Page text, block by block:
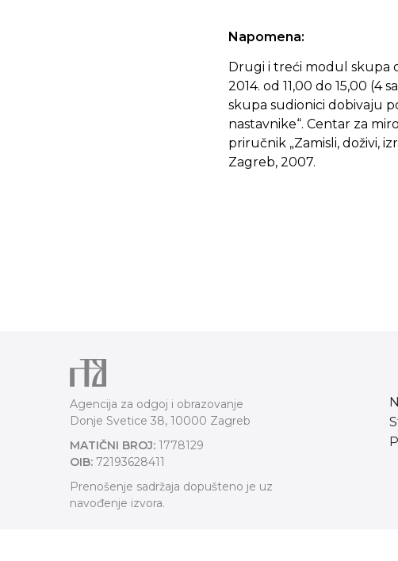
Napomena:
Drugi i treći modul skupa
2014. od 11,00 do 15,00
skupa sudionici dobivaju
nastavnike“. Centar za
priručnik „Zamisli, doživi,
Zagreb, 2007.
Agencija za odgoj i obrazovanje
Donje Svetice 38, 10000 Zagreb
MATIČNI BROJ: 1778129
OIB: 72193628411
Prenošenje sadržaja dopušteno je uz
navođenje izvora.